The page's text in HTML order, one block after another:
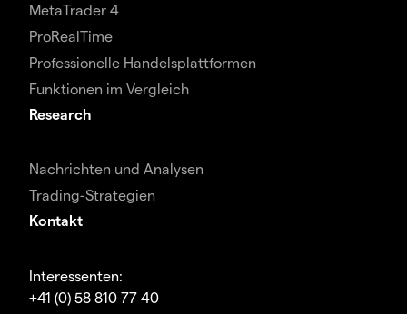
MetaTrader 4
ProRealTime
Professionelle Handelsplattformen
Funktionen im Vergleich
Research
Nachrichten und Analysen
Trading-Strategien
Kontakt
Interessenten:
+41 (0) 58 810 77 40